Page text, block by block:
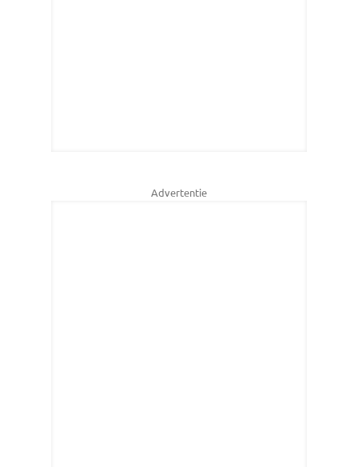
Advertentie